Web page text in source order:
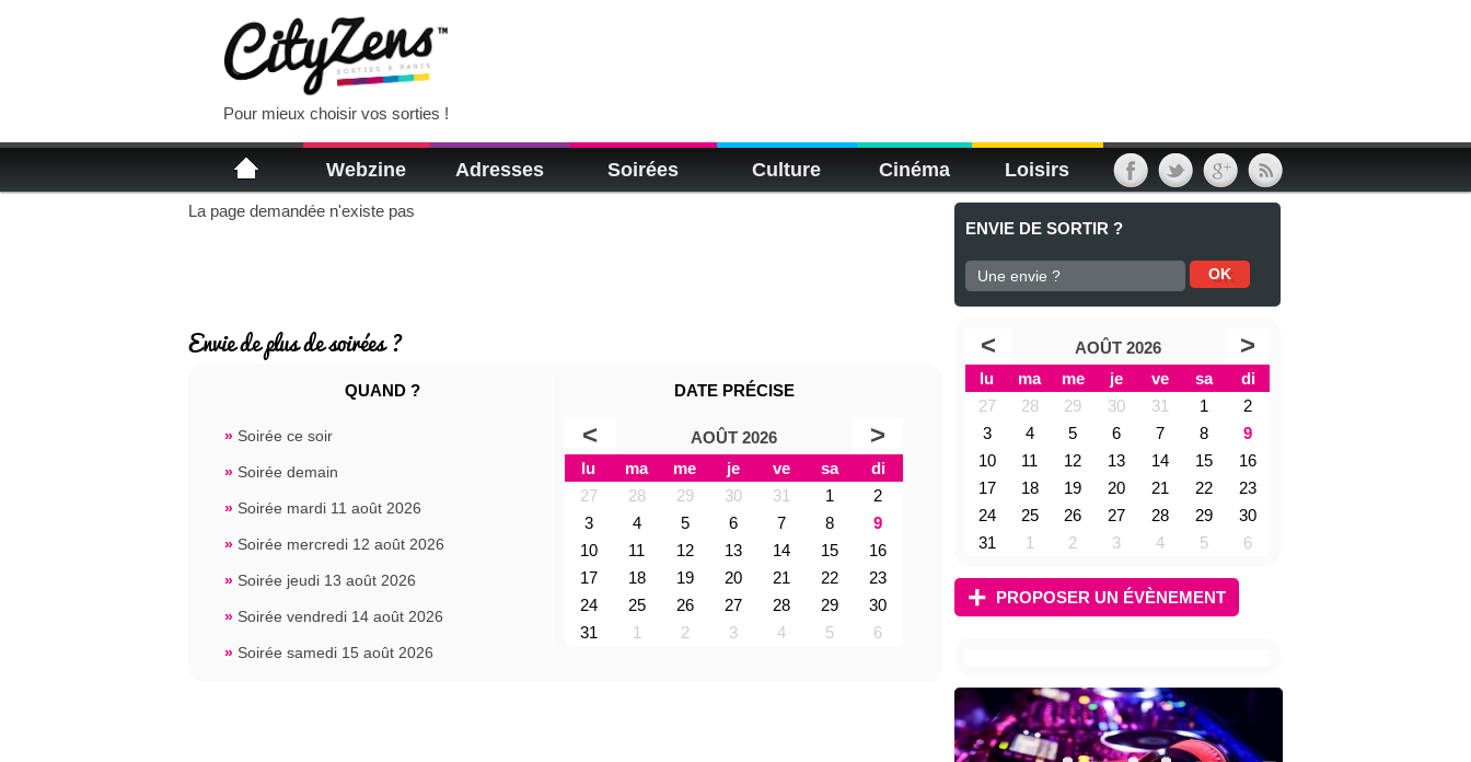
Pour mieux choisir vos sorties !
Webzine Adresses Soirées Culture Cinéma Loisirs
La page demandée n'existe pas
Envie de plus de soirées ?
QUAND ?
» Soirée ce soir
» Soirée demain
» Soirée mardi 11 août 2026
» Soirée mercredi 12 août 2026
» Soirée jeudi 13 août 2026
» Soirée vendredi 14 août 2026
» Soirée samedi 15 août 2026
DATE PRÉCISE
< AOÛT 2026 >
lu ma me je ve sa
di
27
28 29 30 31 1
2
3
4 5 6 7 8
9
10
11 12 13 14 15
16
17
18 19 20 21 22
23
24
25 26 27 28 29
30
31
1 2 3 4 5 6
ENVIE DE SORTIR ?
< AOÛT 2026 >
lu ma me je ve sa
di
27
28 29 30 31 1
2
3
4 5 6 7 8
9
10
11 12 13 14 15
16
17
18 19 20 21 22
23
24
25 26 27 28 29
30
31
1 2 3 4 5 6
PROPOSER UN ÉVÈNEMENT